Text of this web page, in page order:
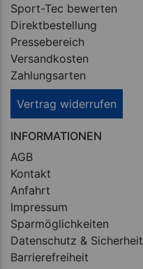
Sport-Tec bewerten
Direktbestellung
Pressebereich
Versandkosten
Zahlungsarten
Vertrag widerrufen
INFORMATIONEN
AGB
Kontakt
Anfahrt
Impressum
Sparmöglichkeiten
Datenschutz & Sicherheit
Barrierefreiheit